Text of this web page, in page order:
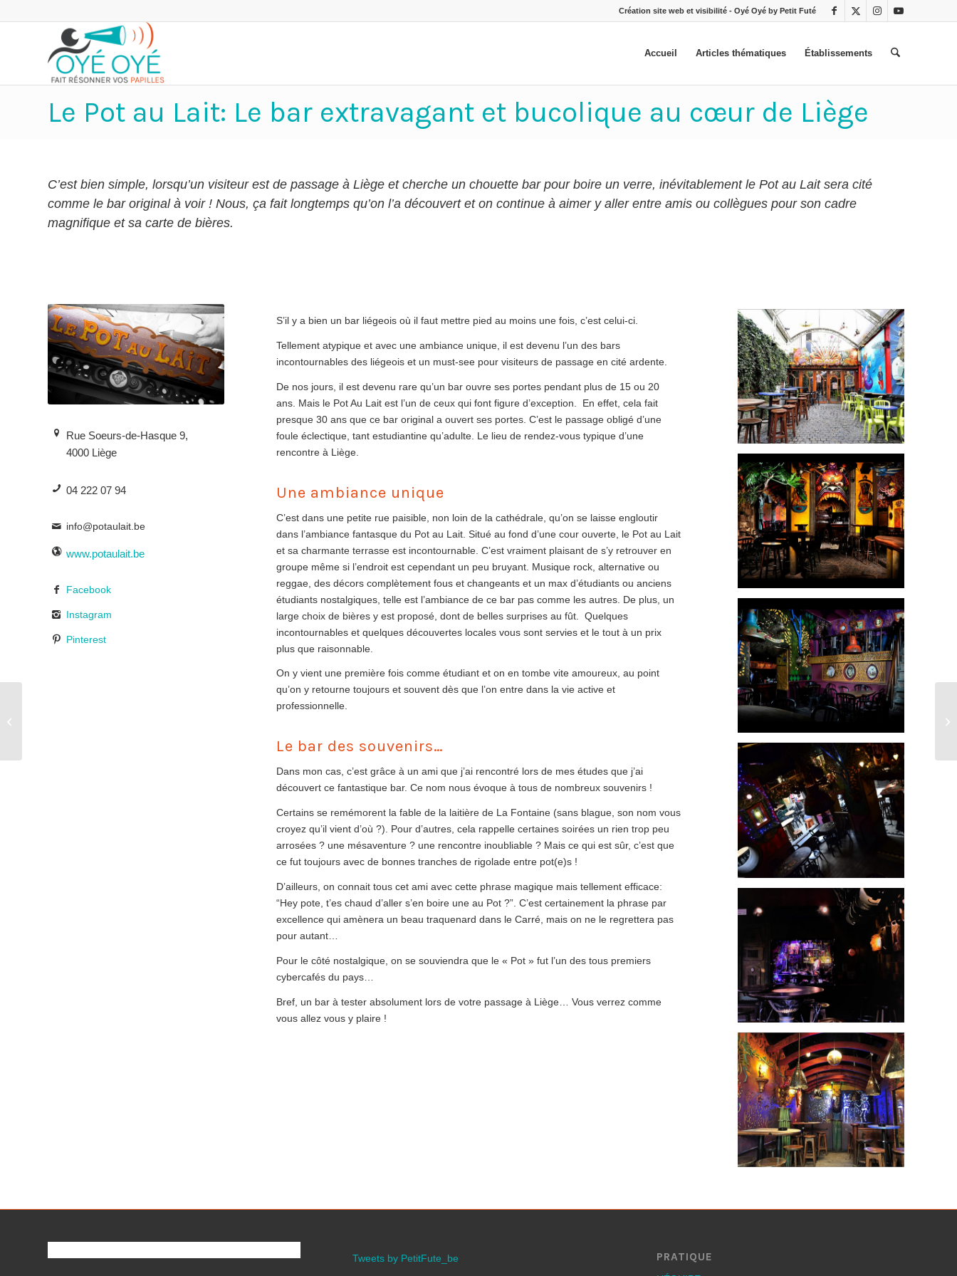
Création site web et visibilité - Oyé Oyé by Petit Futé
Accueil Articles thématiques Établissements
Le Pot au Lait: Le bar extravagant et bucolique au cœur de Liège
C’est bien simple, lorsqu’un visiteur est de passage à Liège et cherche un chouette bar pour boire un verre, inévitablement le Pot au Lait sera cité
comme le bar original à voir ! Nous, ça fait longtemps qu’on l’a découvert et on continue à aimer y aller entre amis ou collègues pour son cadre
magnifique et sa carte de bières.
Rue Soeurs-de-Hasque 9,
4000 Liège
04 222 07 94
info@potaulait.be
www.potaulait.be
Facebook
Instagram
Pinterest
S’il y a bien un bar liégeois où il faut mettre pied au moins une fois, c’est celui-ci.
Tellement atypique et avec une ambiance unique, il est devenu l’un des bars
incontournables des liégeois et un must-see pour visiteurs de passage en cité ardente.
De nos jours, il est devenu rare qu’un bar ouvre ses portes pendant plus de 15 ou 20
ans. Mais le Pot Au Lait est l’un de ceux qui font figure d’exception. En effet, cela fait
presque 30 ans que ce bar original a ouvert ses portes. C’est le passage obligé d’une
foule éclectique, tant estudiantine qu’adulte. Le lieu de rendez-vous typique d’une
rencontre à Liège.
Une ambiance unique
C’est dans une petite rue paisible, non loin de la cathédrale, qu’on se laisse engloutir
dans l’ambiance fantasque du Pot au Lait. Situé au fond d’une cour ouverte, le Pot au Lait
et sa charmante terrasse est incontournable. C’est vraiment plaisant de s’y retrouver en
groupe même si l’endroit est cependant un peu bruyant. Musique rock, alternative ou
reggae, des décors complètement fous et changeants et un max d’étudiants ou anciens
étudiants nostalgiques, telle est l’ambiance de ce bar pas comme les autres. De plus, un
large choix de bières y est proposé, dont de belles surprises au fût. Quelques
incontournables et quelques découvertes locales vous sont servies et le tout à un prix
plus que raisonnable.
On y vient une première fois comme étudiant et on en tombe vite amoureux, au point
qu’on y retourne toujours et souvent dès que l’on entre dans la vie active et
professionnelle.
Le bar des souvenirs…
Dans mon cas, c’est grâce à un ami que j’ai rencontré lors de mes études que j’ai
découvert ce fantastique bar. Ce nom nous évoque à tous de nombreux souvenirs !
Certains se remémorent la fable de la laitière de La Fontaine (sans blague, son nom vous
croyez qu’il vient d’où ?). Pour d’autres, cela rappelle certaines soirées un rien trop peu
arrosées ? une mésaventure ? une rencontre inoubliable ? Mais ce qui est sûr, c’est que
ce fut toujours avec de bonnes tranches de rigolade entre pot(e)s !
D’ailleurs, on connait tous cet ami avec cette phrase magique mais tellement efficace:
“Hey pote, t’es chaud d’aller s’en boire une au Pot ?”. C’est certainement la phrase par
excellence qui amènera un beau traquenard dans le Carré, mais on ne le regrettera pas
pour autant…
Pour le côté nostalgique, on se souviendra que le « Pot » fut l’un des tous premiers
cybercafés du pays…
Bref, un bar à tester absolument lors de votre passage à Liège… Vous verrez comme
vous allez vous y plaire !
Tweets by PetitFute_be PRATIQUE